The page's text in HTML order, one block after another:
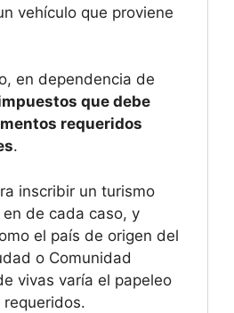
vehículo que proviene
en dependencia de
que debe
requeridos
.
inscribir un turismo
de cada caso, y
el país de origen del
o Comunidad
vivas varía el papeleo